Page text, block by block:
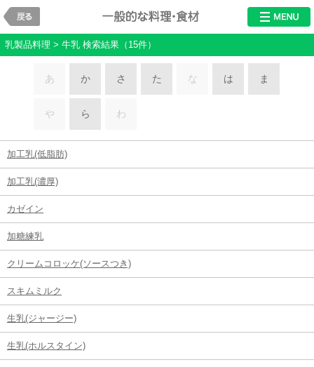
料理・食材
乳製品料理 > 牛乳 検索結果（15件）
あ か さ た な は ま
や ら わ
加工乳(低脂肪)
加工乳(濃厚)
カゼイン
加糖練乳
クリームコロッケ(ソースつき)
スキムミルク
生乳(ジャージー)
生乳(ホルスタイン)